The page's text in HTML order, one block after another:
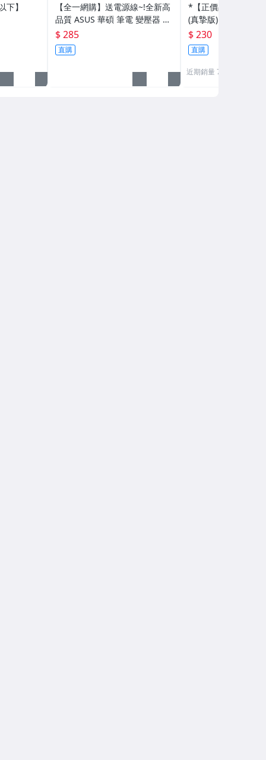
下】
【全一網購】送電源線~!全新高
品質 ASUS 華碩 筆電 變壓器 19
V 3.42A 3.16A通用 U36S UL50
UL30 N10JC
$ 285
直購
*【正價品】蕭亞軒
(真摯版)
$ 230
直購
近期銷量 7 件